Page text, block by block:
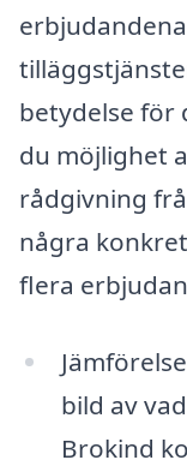
betydelse för
du möjlighet
rådgivning
några
flera
bild av
Brokind